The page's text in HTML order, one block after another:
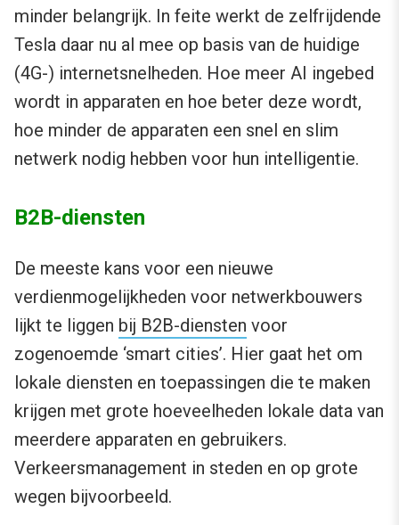
minder belangrijk. In feite werkt de zelfrijdende
Tesla daar nu al mee op basis van de huidige
(4G-) internetsnelheden. Hoe meer AI ingebed
wordt in apparaten en hoe beter deze wordt,
hoe minder de apparaten een snel en slim
netwerk nodig hebben voor hun intelligentie.
B2B-diensten
De meeste kans voor een nieuwe
verdienmogelijkheden voor netwerkbouwers
lijkt te liggen bij B2B-diensten voor
zogenoemde ‘smart cities’. Hier gaat het om
lokale diensten en toepassingen die te maken
krijgen met grote hoeveelheden lokale data van
meerdere apparaten en gebruikers.
Verkeersmanagement in steden en op grote
wegen bijvoorbeeld.